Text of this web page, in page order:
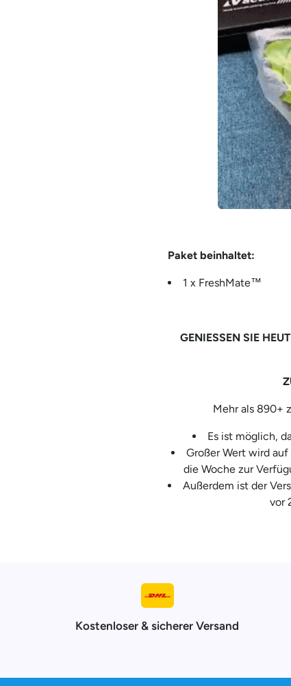
Paket beinhaltet:
1 x FreshMate™
GENIESSEN SIE
Mehr als 890+
Es ist möglich,
Großer Wert wird
die Woche zur
Außerdem ist der
vor
Kostenloser & sicherer Versand